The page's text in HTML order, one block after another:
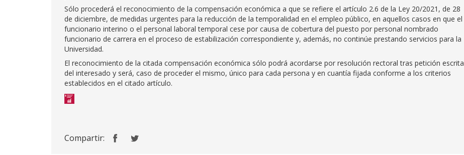
Sólo procederá el reconocimiento de la compensación económica a que se refiere el artículo 2.6 de la Ley 20/2021, de 28
de diciembre, de medidas urgentes para la reducción de la temporalidad en el empleo público, en aquellos casos en que el
funcionario interino o el personal laboral temporal cese por causa de cobertura del puesto por personal nombrado
funcionario de carrera en el proceso de estabilización correspondiente y, además, no continúe prestando servicios para la
Universidad.
El reconocimiento de la citada compensación económica sólo podrá acordarse por resolución rectoral tras petición escrita
del interesado y será, caso de proceder el mismo, único para cada persona y en cuantía fijada conforme a los criterios
establecidos en el citado artículo.
Compartir: